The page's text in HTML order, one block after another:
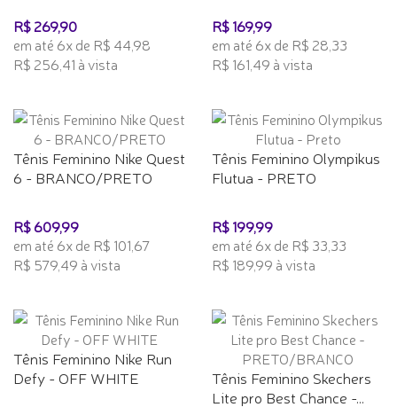
R$ 269,90
em até 6x de R$ 44,98
R$ 256,41 à vista
R$ 169,99
em até 6x de R$ 28,33
R$ 161,49 à vista
Tênis Feminino Nike Quest
6 - BRANCO/PRETO
R$ 609,99
em até 6x de R$ 101,67
R$ 579,49 à vista
Tênis Feminino Olympikus
Flutua - PRETO
R$ 199,99
em até 6x de R$ 33,33
R$ 189,99 à vista
Tênis Feminino Nike Run
Defy - OFF WHITE
Tênis Feminino Skechers
Lite pro Best Chance -...